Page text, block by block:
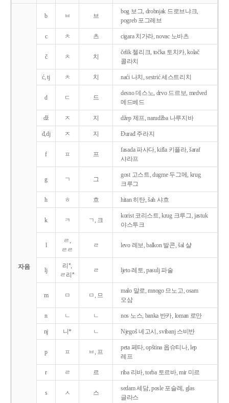
자음
b ㅂ 브
bog 보그, drobnjak 드로브냐크,
pogreb 포그레브
c ㅊ 츠 cigara 치가라, novac 노바츠
č ㅊ 치
čelik 첼리크, točka 토치카, kolač
콜라치
ć, tj ㅊ 치 naći 나치, sestrić 세스트리치
d ㄷ 드
desno 데스노, drvo 드르보, medved
메드베드
dž ㅈ 지 džep 제프, narudžba 나루지바
đ,dj ㅈ 지 Ðurađ 주라지
f ㅍ 프
fasada 파사다, kifla 키플라, šaraf
샤라프
g ㄱ 그
gost 고스트, dugme 두그메, krug
크루그
h ㅎ 흐 hitan 히탄, šah 샤흐
k ㅋ ㄱ, 크
korist 코리스트, krug 크루그, jastuk
야스투크
l
ㄹ,
ㄹㄹ
ㄹ levo 레보, balkon 발콘, šal 샬
lj
리*,
ㄹ리*
ㄹ ljeto 레토, pasulj 파술
m ㅁ ㅁ, 므
malo 말로, mnogo 므노고, osam
오삼
n ㄴ ㄴ nos 노스, banka 반카, loman 로만
nj 니* ㄴ Njegoš 녜고시, svibanj 스비반
p ㅍ ㅂ, 프
peta 페타, opština 옵슈티나, lep
레프
r ㄹ 르 riba 리바, torba 토르바, mir 미르
s ㅅ 스
sedam 세담, posle 포슬레, glas
글라스